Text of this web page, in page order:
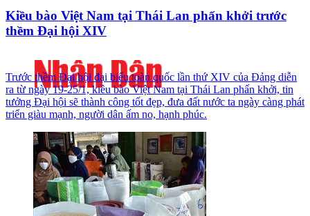
Kiều bào Việt Nam tại Thái Lan phấn khởi trước
thềm Đại hội XIV
Trước thềm Đại hội đại biểu toàn quốc lần thứ XIV của Đảng diễn
ra từ ngày 19-25/1, kiều bào Việt Nam tại Thái Lan phấn khởi, tin
tưởng Đại hội sẽ thành công tốt đẹp, đưa đất nước ta ngày càng phát
triển giàu mạnh, người dân ấm no, hạnh phúc.